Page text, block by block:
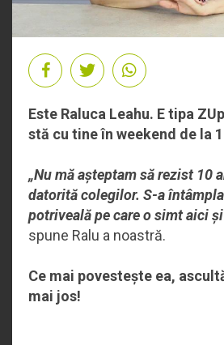
Este Raluca Leahu. E tipa
stă cu tine în weekend de la
„Nu mă așteptam să rezist 10
datorită colegilor. S-a
potriveală pe care o simt aici
spune Ralu a noastră.
Ce mai povestește ea,
mai jos!